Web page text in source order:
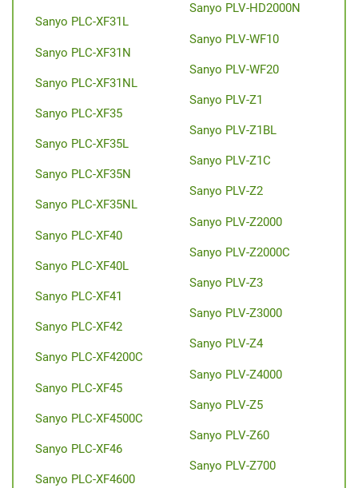
Sanyo PLC-XF31L
Sanyo PLC-XF31N
Sanyo PLC-XF31NL
Sanyo PLC-XF35
Sanyo PLC-XF35L
Sanyo PLC-XF35N
Sanyo PLC-XF35NL
Sanyo PLC-XF40
Sanyo PLC-XF40L
Sanyo PLC-XF41
Sanyo PLC-XF42
Sanyo PLC-XF4200C
Sanyo PLC-XF45
Sanyo PLC-XF4500C
Sanyo PLC-XF46
Sanyo PLC-XF4600
Sanyo PLV-HD2000N
Sanyo PLV-WF10
Sanyo PLV-WF20
Sanyo PLV-Z1
Sanyo PLV-Z1BL
Sanyo PLV-Z1C
Sanyo PLV-Z2
Sanyo PLV-Z2000
Sanyo PLV-Z2000C
Sanyo PLV-Z3
Sanyo PLV-Z3000
Sanyo PLV-Z4
Sanyo PLV-Z4000
Sanyo PLV-Z5
Sanyo PLV-Z60
Sanyo PLV-Z700